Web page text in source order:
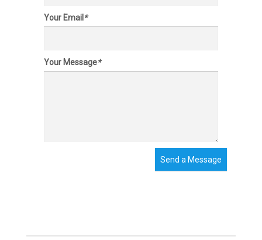
Your Email *
Your Message*
Send a Message